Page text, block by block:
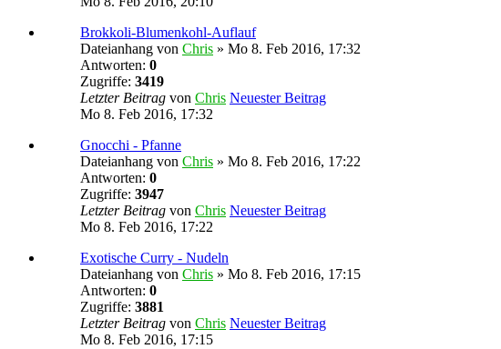
Brokkoli-Blumenkohl-Auflauf
Dateianhang von Chris » Mo 8. Feb 2016, 17:32
Antworten: 0
Zugriffe: 3419
Letzter Beitrag von Chris Neuester Beitrag
Mo 8. Feb 2016, 17:32
Gnocchi - Pfanne
Dateianhang von Chris » Mo 8. Feb 2016, 17:22
Antworten: 0
Zugriffe: 3947
Letzter Beitrag von Chris Neuester Beitrag
Mo 8. Feb 2016, 17:22
Exotische Curry - Nudeln
Dateianhang von Chris » Mo 8. Feb 2016, 17:15
Antworten: 0
Zugriffe: 3881
Letzter Beitrag von Chris Neuester Beitrag
Mo 8. Feb 2016, 17:15